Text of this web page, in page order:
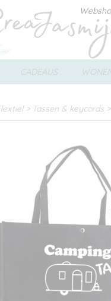
CADEAUS
Textiel> Tassen & keycords >